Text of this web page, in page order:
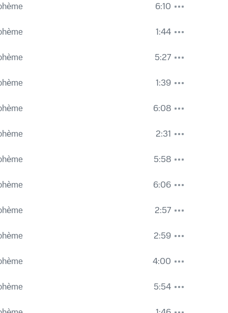
,
6:10
1:44
- "Che ora sia"
,
5:27
,
1:39
,
6:08
2:31
5:58
6:06
Milnes...
2:57
von Karajan...
2:59
talk about Puccini's heroines...
4:00
5:54
many recordings with Herbert von Karajan...